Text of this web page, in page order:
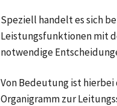
Speziell handelt es sich
Leistungsfunktionen mit
notwendige
Von Bedeutung ist
Organigramm zur